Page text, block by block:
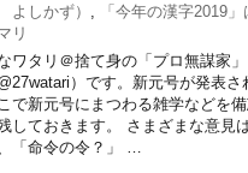
しかず）
「今年の漢字2019
リ
ワタリ＠捨て身の「プロ無謀家」
@27watari）です。新元号が発表さ
で新元号にまつわる雑学などを
しておきます。 さまざまな意見
「命令の令？」 …